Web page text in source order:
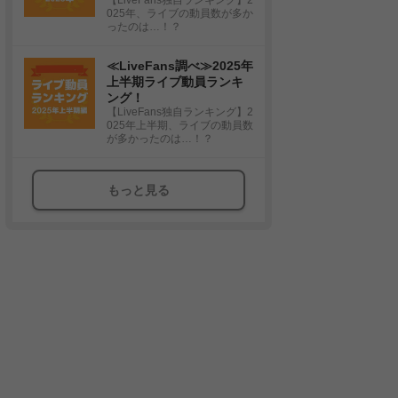
025年、ライブの動員数が多か
ったのは…！？
≪LiveFans調べ≫2025年
上半期ライブ動員ランキ
ング！
【LiveFans独自ランキング】2
025年上半期、ライブの動員数
が多かったのは…！？
もっと見る